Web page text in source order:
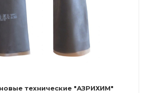
технические "АЗРИХИМ"